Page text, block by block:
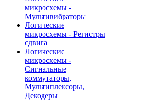
микросхемы -
Мультивибраторы
Логические
микросхемы - Регистры
сдвига
Логические
микросхемы -
Сигнальные
коммутаторы,
Мультиплексоры,
Декодеры